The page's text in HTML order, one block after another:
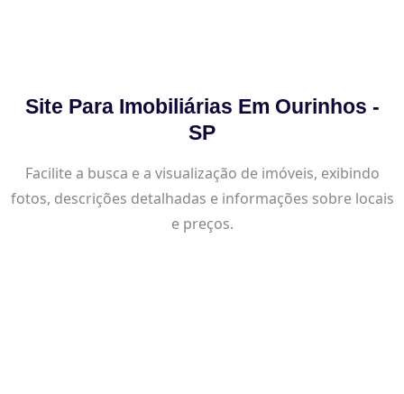
Site Para Imobiliárias Em Ourinhos -
SP
Facilite a busca e a visualização de imóveis, exibindo
fotos, descrições detalhadas e informações sobre locais
e preços.